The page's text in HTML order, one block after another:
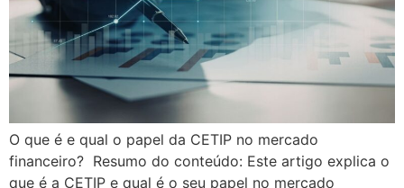
O que é e qual o papel da CETIP no mercado
financeiro? Resumo do conteúdo: Este artigo explica o
que é a CETIP e qual é o seu papel no mercado